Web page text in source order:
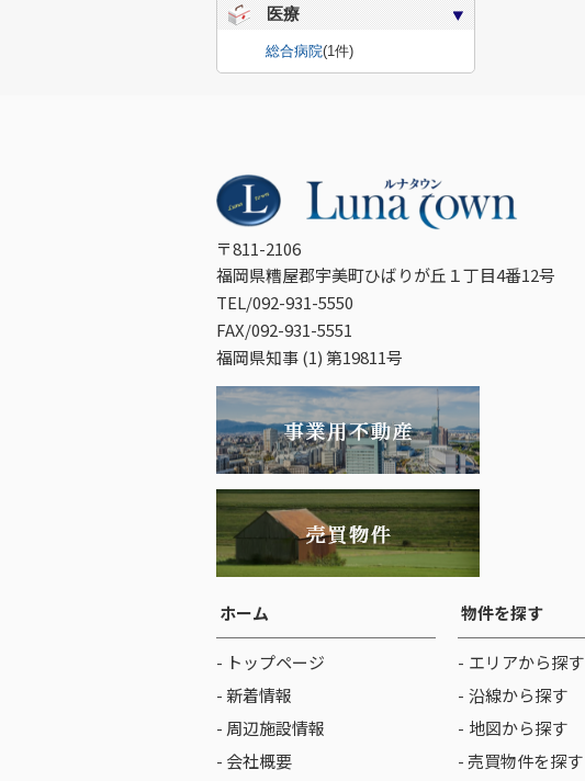
医療
総合病院(1件)
〒811-2106
福岡県糟屋郡宇美町ひばりが丘１丁目4番12号
TEL/092-931-5550
FAX/092-931-5551
福岡県知事 (1) 第19811号
ホーム
- トップページ
- 新着情報
- 周辺施設情報
- 会社概要
物件を探す
エリアから探す
沿線から探す
地図から探す
- 売買物件を探す